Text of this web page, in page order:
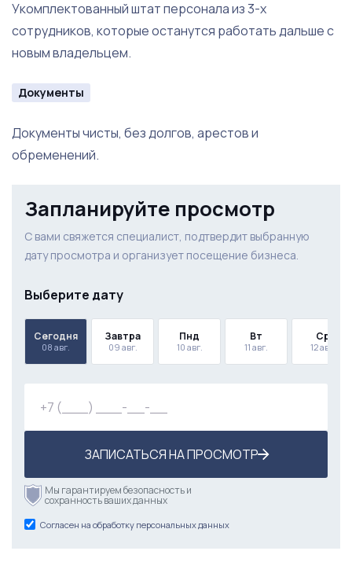
Укомплектованный штат персонала из 3-х
сотрудников, которые останутся работать дальше с
новым владельцем.
Документы
Документы чисты, без долгов, арестов и
обременений.
Запланируйте просмотр
С вами свяжется специалист, подтвердит выбранную
дату просмотра и организует посещение бизнеса.
Выберите дату
Сегодня
08 авг.
Завтра
09 авг.
Пнд
10 авг.
Вт
11 авг.
Ср
12 авг.
ЗАПИСАТЬСЯ НА ПРОСМОТР
Мы гарантируем безопасность и
сохранность ваших данных
Согласен на обработку персональных данных